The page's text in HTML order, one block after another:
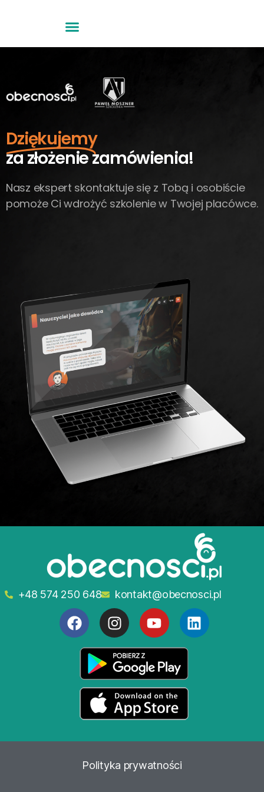
Dziękujemy
za złożenie zamówienia!
Nasz ekspert skontaktuje się z Tobą i osobiście
pomoże Ci wdrożyć szkolenie w Twojej placówce.
+48 574 250 648 kontakt@obecnosci.pl
Polityka prywatności